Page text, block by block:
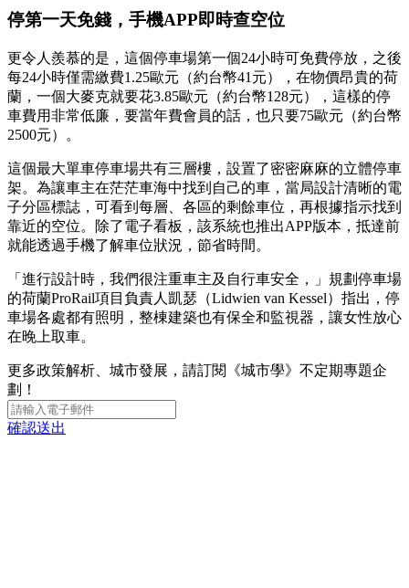
停第一天免錢，手機APP即時查空位
更令人羨慕的是，這個停車場第一個24小時可免費停放，之後
每24小時僅需繳費1.25歐元（約台幣41元），在物價昂貴的荷
蘭，一個大麥克就要花3.85歐元（約台幣128元），這樣的停
車費用非常低廉，要當年費會員的話，也只要75歐元（約台幣
2500元）。
這個最大單車停車場共有三層樓，設置了密密麻麻的立體停車
架。為讓車主在茫茫車海中找到自己的車，當局設計清晰的電
子分區標誌，可看到每層、各區的剩餘車位，再根據指示找到
靠近的空位。除了電子看板，該系統也推出APP版本，抵達前
就能透過手機了解車位狀況，節省時間。
「進行設計時，我們很注重車主及自行車安全，」規劃停車場
的荷蘭ProRail項目負責人凱瑟（Lidwien van Kessel）指出，停
車場各處都有照明，整棟建築也有保全和監視器，讓女性放心
在晚上取車。
更多政策解析、城市發展，請訂閱《城市學》不定期專題企
劃！
確認送出